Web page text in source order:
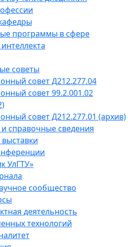
программы в сфере
советы
совет Д212.277.04
совет 99.2.001.02
совет Д212.277.01 (архив)
справочные сведения
УлГТУ»
сообщество
деятельность
технологий